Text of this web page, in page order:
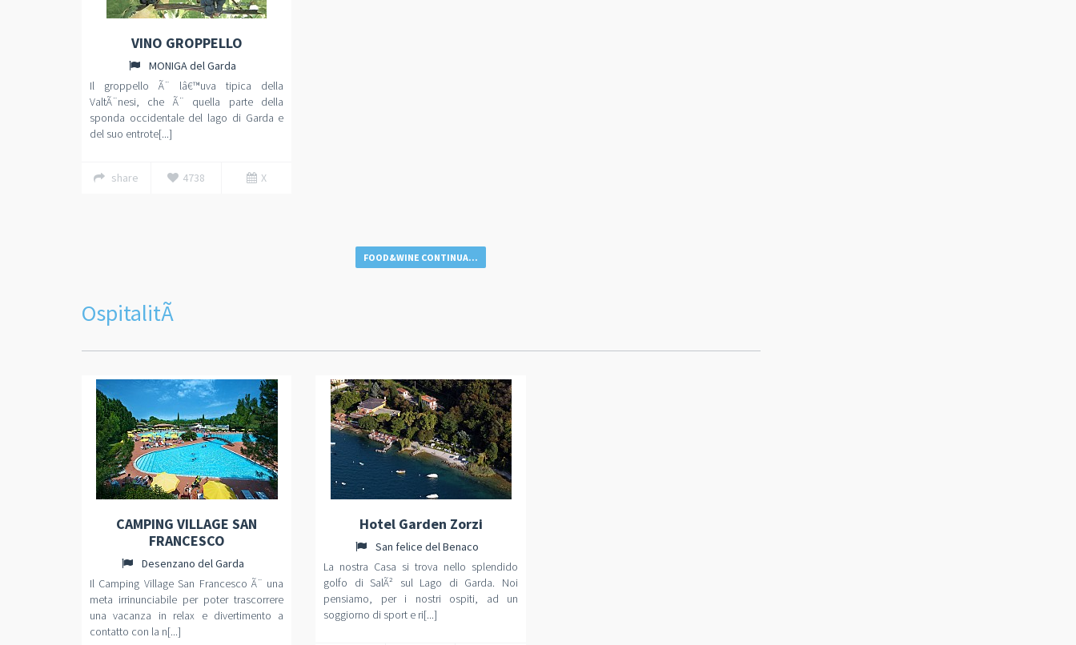
VINO GROPPELLO
MONIGA del Garda
Il groppello Ã¨ lâ€™uva tipica della
ValtÃ¨nesi, che Ã¨ quella parte della
sponda occidentale del lago di Garda e
del suo entrote[...]
share 4738 X
FOOD&WINE CONTINUA...
OspitalitÃ
CAMPING VILLAGE SAN
FRANCESCO
Desenzano del Garda
Il Camping Village San Francesco Ã¨ una
meta irrinunciabile per poter trascorrere
una vacanza in relax e divertimento a
contatto con la n[...]
Hotel Garden Zorzi
San felice del Benaco
La nostra Casa si trova nello splendido
golfo di SalÃ² sul Lago di Garda. Noi
pensiamo, per i nostri ospiti, ad un
soggiorno di sport e ri[...]